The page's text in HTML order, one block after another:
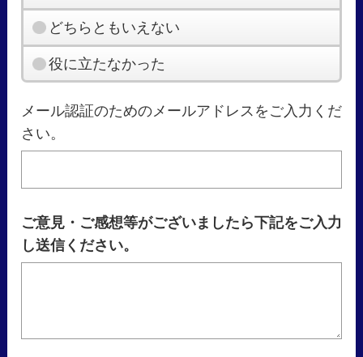
どちらともいえない
役に立たなかった
メール認証のためのメールアドレスをご入力くだ
さい。
ご意見・ご感想等がございましたら下記をご入力
し送信ください。